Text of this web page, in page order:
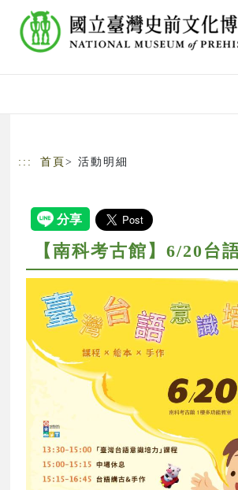
::: 首頁 > 活動明細
【南科考古館】6/20台